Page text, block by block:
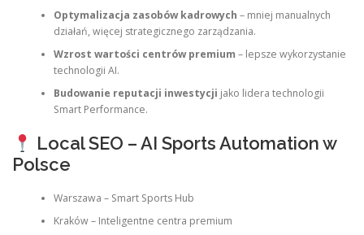
Optymalizacja zasobów kadrowych – mniej manualnych
działań, więcej strategicznego zarządzania.
Wzrost wartości centrów premium – lepsze wykorzystanie
technologii AI.
Budowanie reputacji inwestycji jako lidera technologii
Smart Performance.
Local SEO – AI Sports Automation w
Polsce
Warszawa – Smart Sports Hub
Kraków – Inteligentne centra premium